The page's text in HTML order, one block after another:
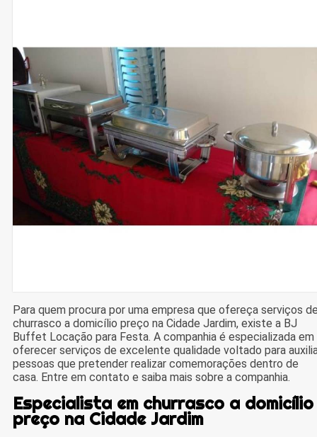
Para quem procura por uma empresa que ofereça serviços
churrasco a domicílio preço na Cidade Jardim, existe a BJ
Buffet Locação para Festa. A companhia é especializada em
oferecer serviços de excelente qualidade voltado para
pessoas que pretender realizar comemorações dentro de
casa. Entre em contato e saiba mais sobre a companhia.
Especialista em churrasco a domicílio
preço na Cidade Jardim